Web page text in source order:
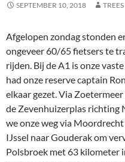
SEPTEMBER 10, 2018
Afgelopen zondag stonden
ongeveer 60/65 fietsers te
rijden. Bij de A1 is onze
had onze reserve captain
elkaar gezet. Via
de Zevenhuizerplas richting
we onze weg via
IJssel naar Gouderak om
Polsbroek met 63 kilometer